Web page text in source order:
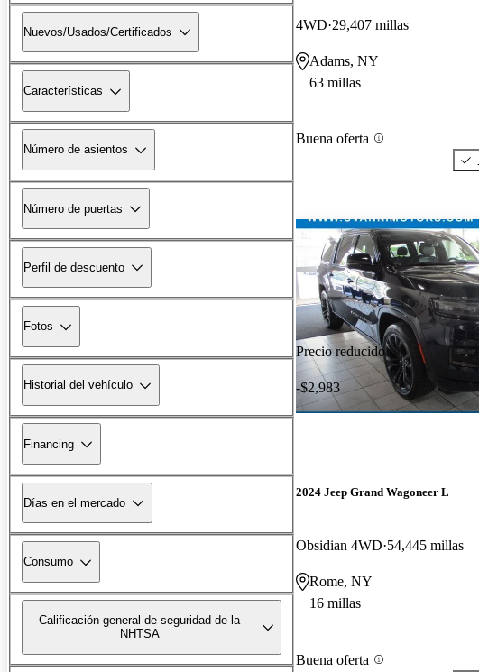
Nuevos/Usados/Certificados
Características
Número de asientos
Número de puertas
Perfil de descuento
Fotos
Historial del vehículo
Financing
Días en el mercado
Consumo
Calificación general de seguridad de la
NHTSA
4WD 29,407 millas
Adams, NY
63 millas
Buena oferta
Precio reducido
-$2,983
2024 Jeep Grand Wagoneer L
Obsidian 4WD 54,445 millas
Rome, NY
16 millas
Buena oferta